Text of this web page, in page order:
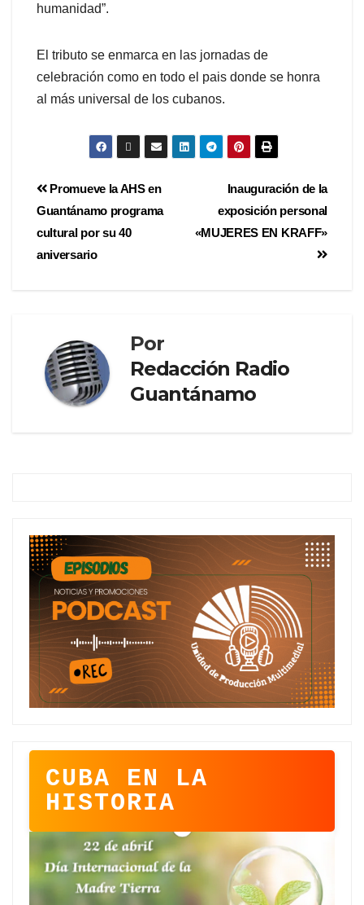
humanidad”.
El tributo se enmarca en las jornadas de
celebración como en todo el pais donde se honra
al más universal de los cubanos.
Inauguración de la
exposición personal
«MUJERES EN KRAFF»
Promueve la AHS en
Guantánamo programa
cultural por su 40
aniversario
Por
Redacción Radio
Guantánamo
CUBA EN LA
HISTORIA